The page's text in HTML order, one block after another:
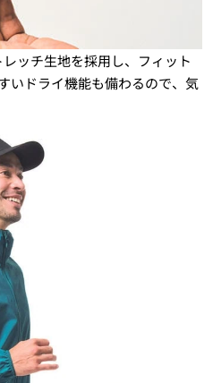
ッチ生地を採用し、フィット
いドライ機能も備わるので、気